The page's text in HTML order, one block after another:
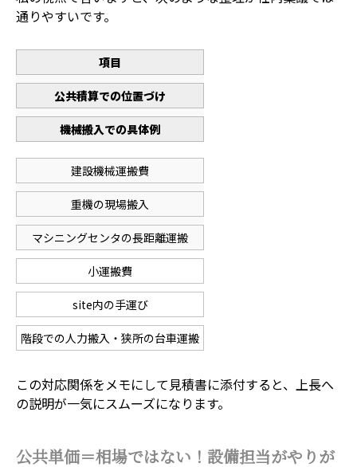
通りやすいです。
項目
公共積算での位置づけ
機械搬入での具体例
建設機械運搬費
重機の現場搬入
マシニングセンタの長距離運搬
小運搬費
site内の手運び
階段での人力搬入・狭所の台車運搬
この対応関係をメモにして見積書に添付すると、上長へ
の説明が一気にスムーズになります。
公共単価＝相場ではない！設備担当がやりが